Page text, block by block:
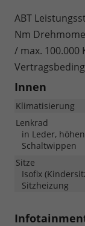
ABT
Nm
/ max. 100.000
Innen
Klimatisierung
Lenkrad
in Leder,
Schaltwippen
Sitze
Isofix
Sitzheizung